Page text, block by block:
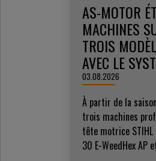
AS-MOTOR
MACHINES
TROIS
AVEC LE
03.08.2026
À partir de la
trois machines
tête motrice STIHL
30 E-WeedHex AP